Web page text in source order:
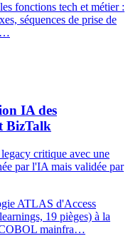
fonctions tech et métier :
séquences de prise de
…
IA des
BizTalk
critique avec une
par l'IA mais validée par
ATLAS d'Access
19 pièges) à la
mainfra…